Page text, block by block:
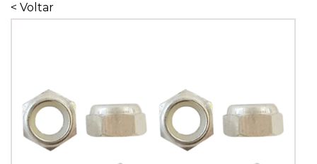
PATINS
PATINAGEM
< Voltar